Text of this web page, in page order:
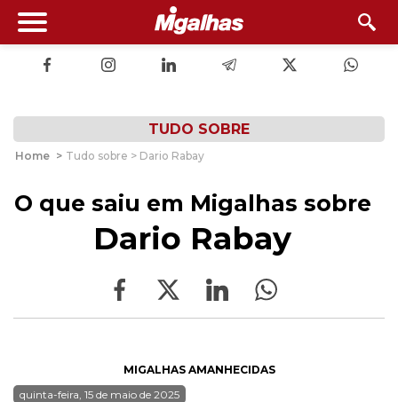
TUDO SOBRE
Home > Tudo sobre > Dario Rabay
O que saiu em Migalhas sobre
Dario Rabay
MIGALHAS AMANHECIDAS
quinta-feira, 15 de maio de 2025